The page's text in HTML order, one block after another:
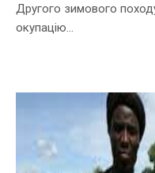
Другого зимового
окупацію...